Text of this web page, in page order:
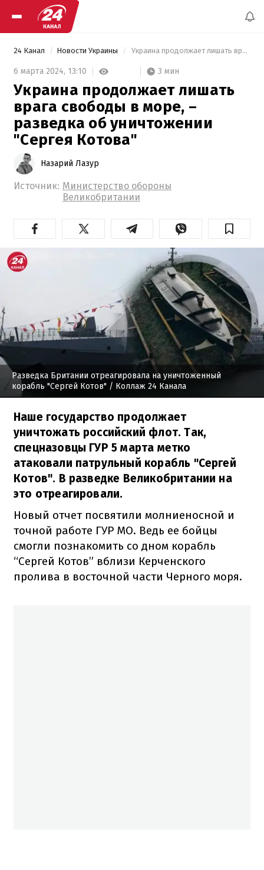
24 Канал Новости Украины Украина продолжает лишать врага свободы в море, – разведка об уничтожении "Сергея Котова"
6 марта 2024, 13:10 3 мин
Украина продолжает лишать
врага свободы в море, –
разведка об уничтожении
"Сергея Котова"
Назарий Лазур
Источник: Министерство обороны
Великобритании
Разведка Британии отреагировала на уничтоженный
корабль "Сергей Котов" / Коллаж 24 Канала
Наше государство продолжает
уничтожать российский флот. Так,
спецназовцы ГУР 5 марта метко
атаковали патрульный корабль "Сергей
Котов". В разведке Великобритании на
это отреагировали.
Новый отчет посвятили молниеносной и
точной работе ГУР МО. Ведь ее бойцы
смогли познакомить со дном корабль
“Сергей Котов” вблизи Керченского
пролива в восточной части Черного моря.